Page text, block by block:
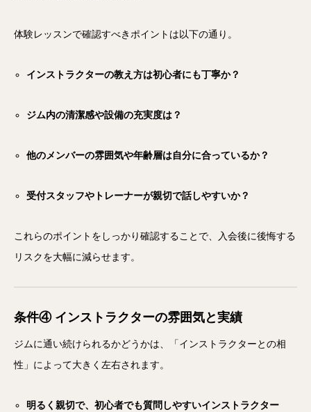
体験レッスンで確認すべきポイントは以下の通り。
インストラクターの教え方は初心者にも丁寧か？
ジム内の清潔感や設備の充実度は？
他のメンバーの雰囲気や年齢層は自分に合っているか？
受付スタッフやトレーナーが親切で話しやすいか？
これらのポイントをしっかり確認することで、入会後に後悔する
リスクを大幅に減らせます。
条件④ インストラクターの雰囲気と実績
ジムに通い続けられるかどうかは、「インストラクターとの相
性」によって大きく左右されます。
明るく親切で、初心者でも質問しやすいインストラクター